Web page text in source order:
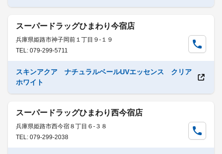
スーパードラッグひまわり今宿店
兵庫県姫路市神子岡前１丁目９-１９
TEL: 079-299-5711
スキンアクア ナチュラルベールUVエッセンス クリア
ホワイト
スーパードラッグひまわり西今宿店
兵庫県姫路市西今宿８丁目６-３８
TEL: 079-299-2038